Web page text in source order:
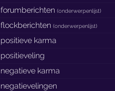
forumberichten(onderwerpenlijst)
flockberichten(onderwerpenlijst)
positieve karma
positieveling
negatieve karma
negatievelingen